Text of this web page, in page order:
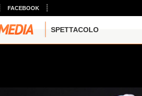
FACEBOOK
SPETTACOLO